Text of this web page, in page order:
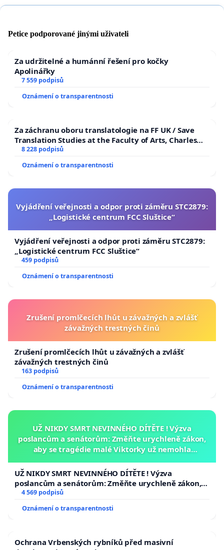
Petice podporované jinými uživateli
Za udržitelné a humánní řešení pro kočky
Apolinářky
7 559 podpisů
Oznámení o transparentnosti
Za záchranu oboru translatologie na FF UK / Save
Translation Studies at the Faculty of Arts, Charles
University
8 228 podpisů
Oznámení o transparentnosti
Vyjádření veřejnosti a odpor proti záměru STC2879:
„Logistické centrum FCC Sluštice“
Vyjádření veřejnosti a odpor proti záměru STC2879:
„Logistické centrum FCC Sluštice“
459 podpisů
Oznámení o transparentnosti
Zrušení promlčecích lhůt u závažných a zvlášť
závažných trestných činů
Zrušení promlčecích lhůt u závažných a zvlášť
závažných trestných činů
163 podpisů
Oznámení o transparentnosti
UŽ NIKDY SMRT NEVINNÉHO DÍTĚTE ! Výzva
poslancům a senátorům: Změňte urychleně zákon,
aby se tragédie malé Viktorky už nemohla
UŽ NIKDY SMRT NEVINNÉHO DÍTĚTE ! Výzva
poslancům a senátorům: Změňte urychleně zákon,
aby se tragédie malé Viktorky už nemohla opakovat!
4 569 podpisů
Oznámení o transparentnosti
Ochrana Vrbenských rybníků před masivní